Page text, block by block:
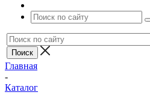
Главная
-
Каталог